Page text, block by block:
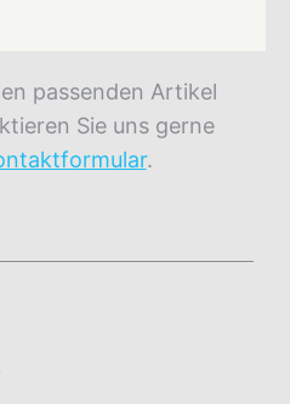
passenden Artikel
Sie uns gerne
.